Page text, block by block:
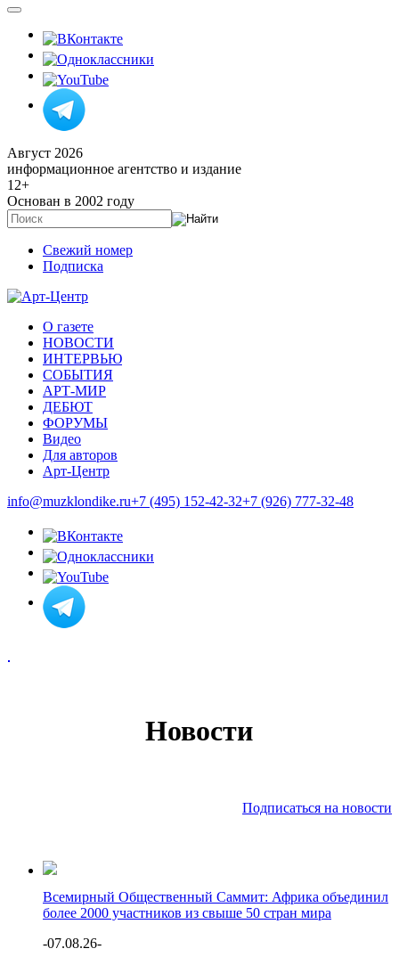
Август 2026
информационное агентство и издание
12+
Основан в 2002 году
Свежий номер
Подписка
О газете
НОВОСТИ
ИНТЕРВЬЮ
СОБЫТИЯ
АРТ-МИР
ДЕБЮТ
ФОРУМЫ
Видео
Для авторов
Арт-Центр
info@muzklondike.ru+7 (495) 152-42-32+7 (926) 777-32-48
Новости
Подписаться на новости
Всемирный Общественный Саммит: Африка объединил
более 2000 участников из свыше 50 стран мира
-07.08.26-